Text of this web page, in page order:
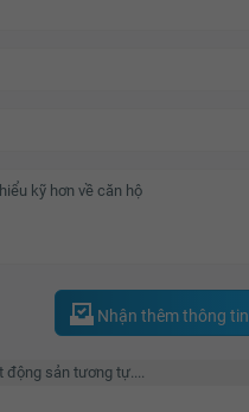
Nhận thêm thông tin
sản tương tự....